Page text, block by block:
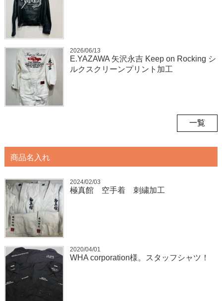
2026/06/13
E.YAZAWA 矢沢永吉 Keep on Rocking シ
ルクスクリーンプリント加工
一覧
商品名入れ
2024/02/03
極真館 空手着 刺繍加工
2020/04/01
WHA corporation様。スタッフシャツ！